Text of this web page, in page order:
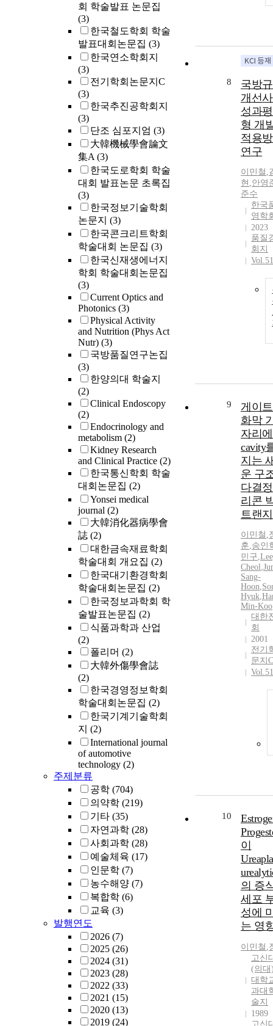
회 학술발표 논문집
(3)
한국철도학회 학술
발표대회논문집 (3)
한국연소학회지
(3)
전기학회논문지C
(3)
한국추진공학회지
(3)
단조 심포지엄 (3)
大韓機械學會論文
集A(3)
한국도로학회 학술
대회 발표논문 초록집
(3)
한국정보기술학회
논문지 (3)
한국콘크리트학회
학술대회 논문집 (3)
한국신재생에너지
학회 학술대회논문집
(3)
Current Optics and
Photonics (3)
Physical Activity
and Nutrition (Phys Act
Nutr) (3)
국방품질연구논집
(3)
한양의대 학술지
(2)
Clinical Endoscopy
(2)
Endocrinology and
metabolism (2)
Kidney Research
and Clinical Practice (2)
한국통신학회 학술
대회논문집 (2)
Yonsei medical
journal (2)
大韓消化器病學會
誌 (2)
대한금속재료학회
학술대회 개요집 (2)
한국대기환경학회
학술대회논문집 (2)
한국정보과학회 학
술발표논문집 (2)
식품과학과 산업
(2)
폴리머 (2)
大韓外傷學會誌
(2)
한국경영정보학회
학술대회논문집 (2)
한국기계기술학회
지 (2)
International journal
of automotive
technology (2)
주제분류
공학 (704)
의약학 (219)
기타 (35)
자연과학 (28)
사회과학 (28)
예술체육 (17)
인문학 (7)
농수해양 (7)
복합학 (6)
교육 (3)
발행연도
2026 (7)
2025 (26)
2024 (31)
2023 (28)
2022 (33)
2021 (15)
2020 (13)
2019 (24)
8
국방
개선
성과
형 개
적용
연구
이민철 ,
현 ,안영
준수
한국
영학
2023
품질
회지
9
게이
화막
자리
cavity
지는
운 구
다결
리콘
트랜
이민철 ,
훈,송인
민구,
Cheol,
Sang-
Hoon,
Hyuk,
Min-Koo
대한
회
2001
전기
문지C
10
이
의 증
세포
성에
는 영
이민철 ,
고신
(의대
대학
과대
술지
1989
고신